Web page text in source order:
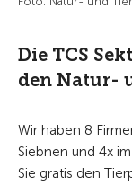
Die TCS
den Natur-
Wir haben 8
Siebnen und 4x
Sie gratis den